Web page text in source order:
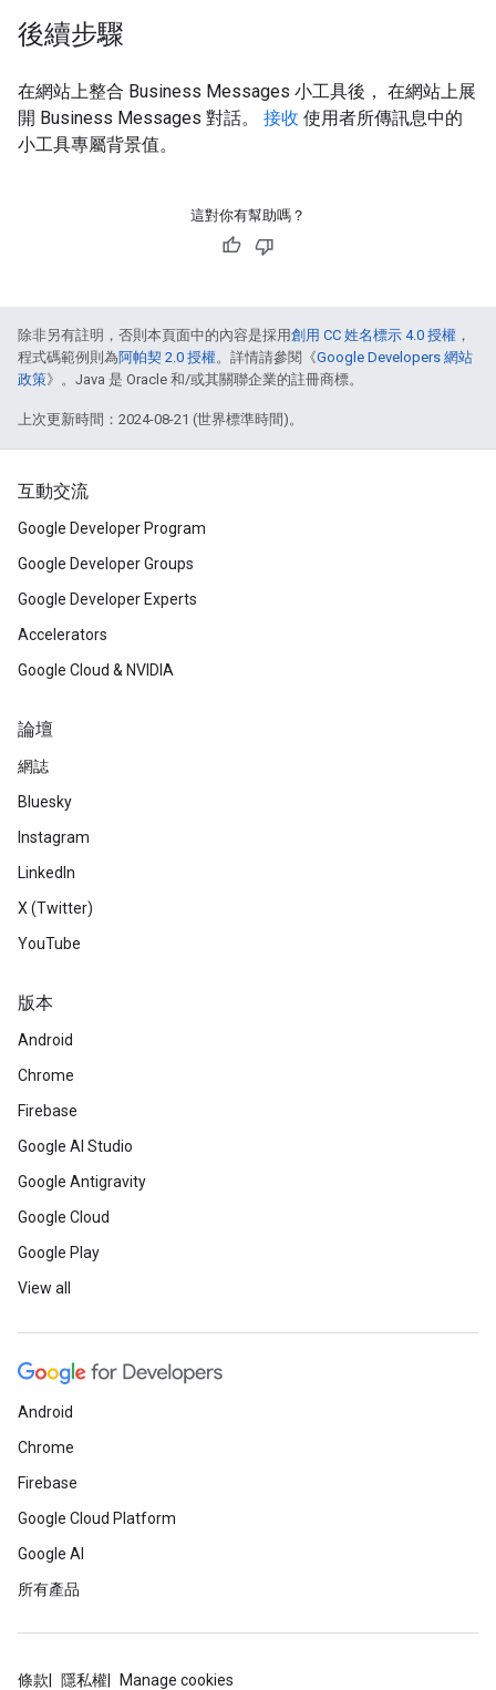
後續步驟
在網站上整合 Business Messages 小工具後， 在網站上展
開 Business Messages 對話。 接收 使用者所傳訊息中的
小工具專屬背景值。
這對你有幫助嗎？
除非另有註明，否則本頁面中的內容是採用創用 CC 姓名標示 4.0 授權 ，
程式碼範例則為阿帕契 2.0 授權。詳情請參閱《Google Developers 網站
政策》。Java 是 Oracle 和/或其關聯企業的註冊商標。
上次更新時間：2024-08-21 (世界標準時間)。
互動交流
Google Developer Program
Google Developer Groups
Google Developer Experts
Accelerators
Google Cloud & NVIDIA
論壇
網誌
Bluesky
Instagram
LinkedIn
X (Twitter)
YouTube
版本
Android
Chrome
Firebase
Google AI Studio
Google Antigravity
Google Cloud
Google Play
View all
Android
Chrome
Firebase
Google Cloud Platform
Google AI
所有產品
條款 隱私權 Manage cookies